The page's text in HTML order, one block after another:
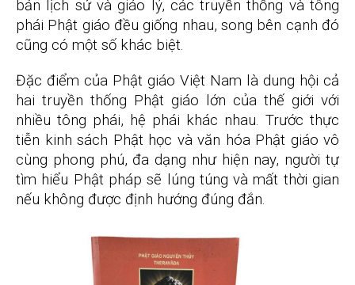
bản lịch sử và giáo lý, các truyền thống và tông
phái Phật giáo đều giống nhau, song bên cạnh đó
cũng có một số khác biệt.
Đặc điểm của Phật giáo Việt Nam là dung hội cả
hai truyền thống Phật giáo lớn của thế giới với
nhiều tông phái, hệ phái khác nhau. Trước thực
tiễn kinh sách Phật học và văn hóa Phật giáo vô
cùng phong phú, đa dạng như hiện nay, người tự
tìm hiểu Phật pháp sẽ lúng túng và mất thời gian
nếu không được định hướng đúng đắn.